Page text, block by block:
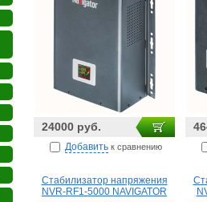
24000 руб.
Добавить к сравнению
Стабилизатор напряжения
NVR-RF1-5000 NAVIGATOR